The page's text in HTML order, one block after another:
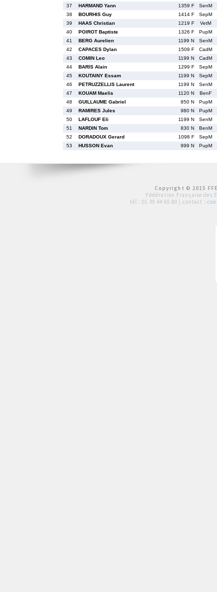
37
HARMAND Yann 1359 F
SenM
38
BOURHIS Guy 1414 F
SepM
39
HAAS Christian 1219 F
VetM
40
POIROT Baptiste 1326 F
PupM
41
BERG Aurelien 1199 N
SenM
42
CAPACES Dylan 1509 F
CadM
43
COMIN Leo 1199 N
CadM
44
BARIS Alain 1299 F
SepM
45
KOUTAINY Essam 1199 N
SepM
46
PETRUZZELLIS Laurent 1199 N
SenM
47
KOUAM Maelis 1120 N
BenF
48
GUILLAUME Gabriel 850 N
PupM
49
RAMIRES Jules 980 N
PupM
50
LAFLOUF Eli 1199 N
SenM
51
NARDIN Tom 830 N
BenM
52
DORADOUX Gerard 1098 F
SepM
53
HUSSON Evan 999 N PupM
Copyright © 2015
Fédération Française des
tél : 01 39 44 65 80 | contact :